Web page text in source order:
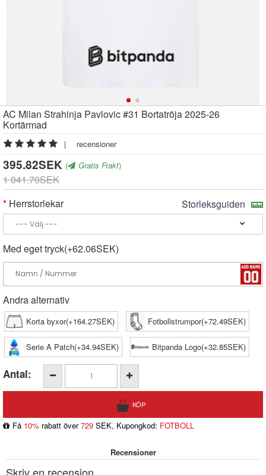
AC Milan Strahinja Pavlovic #31 Bortatröja 2025-26
Kortärmad
| recensioner
395.82SEK ( Gratis Frakt)
1 041.70SEK
Herrstorlekar
Storleksguiden
Med eget tryck(+62.06SEK)
Andra alternativ
Korta byxor(+164.27SEK) Fotbollstrumpor(+72.49SEK)
Serie A Patch(+34.94SEK) Bitpanda Logo(+32.85SEK)
Antal:
Få 10% rabatt över729 SEK, Kupongkod: FOTBOLL
Recensioner